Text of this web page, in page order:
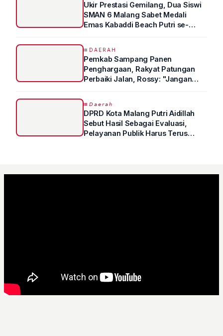
Ukir Prestasi Gemilang, Dua Siswi
SMAN 6 Malang Sabet Medali
Emas Kabaddi Beach Putri se-
DAERAH
Pemkab Sampang Panen
Penghargaan, Rakyat Patungan
Perbaiki Jalan, Rossy: "Jangan
𝘋𝘢𝘦𝘳𝘢𝘩
DPRD Kota Malang Putri Aidillah
Sebut Hasil Sebagai Evaluasi,
Pelayanan Publik Harus Terus